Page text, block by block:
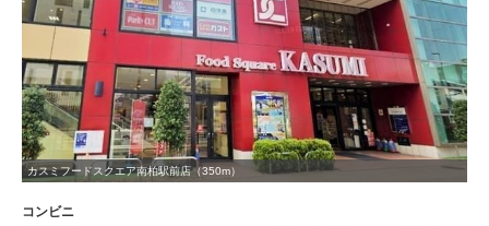
カスミフードスクエア南柏駅前店（350m）
コンビニ